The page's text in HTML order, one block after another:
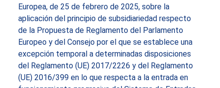
Europea, de 25 de febrero de 2025, sobre la
aplicación del principio de subsidiariedad respecto
de la Propuesta de Reglamento del Parlamento
Europeo y del Consejo por el que se establece una
excepción temporal a determinadas disposiciones
del Reglamento (UE) 2017/2226 y del Reglamento
(UE) 2016/399 en lo que respecta a la entrada en